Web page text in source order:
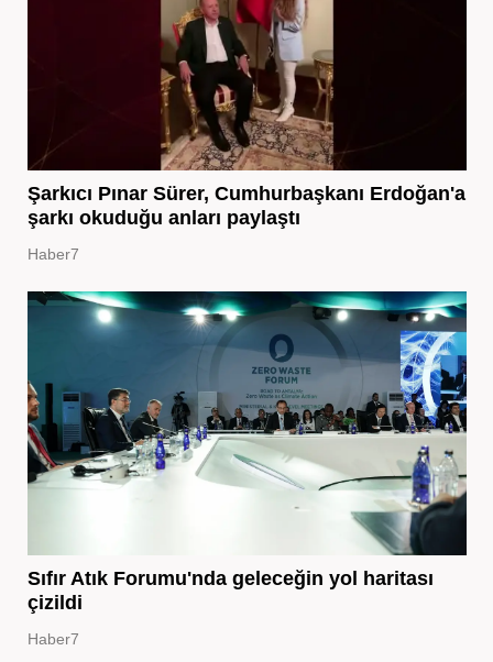
Şarkıcı Pınar Sürer, Cumhurbaşkanı Erdoğan'a
şarkı okuduğu anları paylaştı
Haber7
Sıfır Atık Forumu'nda geleceğin yol haritası
çizildi
Haber7